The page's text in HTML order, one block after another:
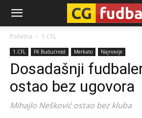
CG-
Fudbal
Početna 1.CFL
1.CFL FK Budućnost Merkato Najnovije
Dosadašnji
ostao bez ugovora
Mihajlo Nešković ostao bez kluba